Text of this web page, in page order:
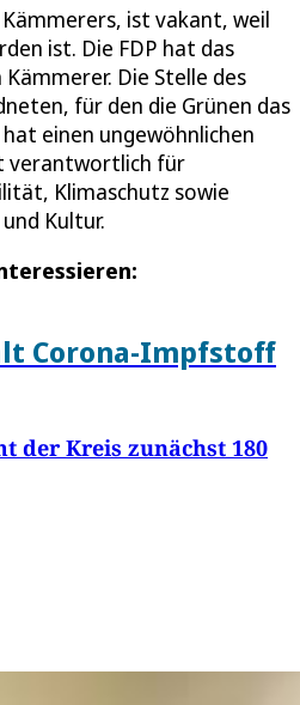
ist vakant, weil
ist. Die FDP hat das
Die Stelle des
für den die Grünen das
einen ungewöhnlichen
verantwortlich für
Klimaschutz sowie
und Kultur.
Corona-Impfstoff
der Kreis zunächst 180